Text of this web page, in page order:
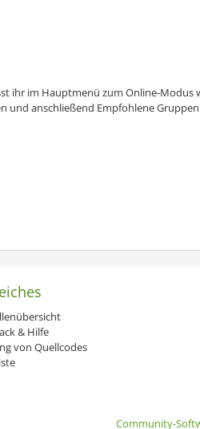
ihr im Hauptmenü zum Online-Modus
anschließend Empfohlene
& Hilfe
von Quellcodes
Community-